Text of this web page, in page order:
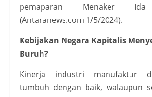
pemaparan Menaker Ida
(Antaranews.com 1/5/2024).
Kebijakan Negara Kapitalis
Buruh?
Kinerja industri manufaktur
tumbuh dengan baik, walaupun